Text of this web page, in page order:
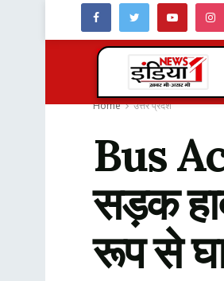
Home उत्तर प्रदेश
Bus
सड़क
रूप से